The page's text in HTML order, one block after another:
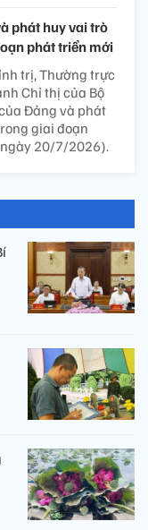
phát huy vai trò
phát triển mới
trị, Thường trực
Chỉ thị của Bộ
Đảng và phát
giai đoạn
20/7/2026).